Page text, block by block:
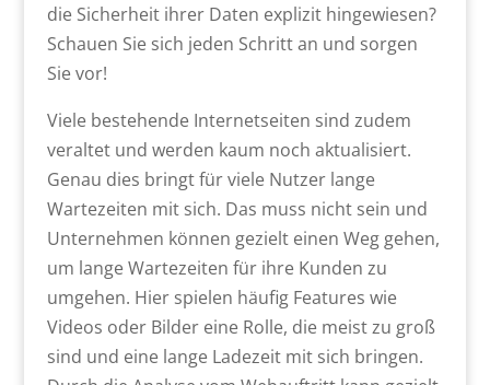
die Sicherheit ihrer Daten explizit hingewiesen?
Schauen Sie sich jeden Schritt an und sorgen
Sie vor!
Viele bestehende Internetseiten sind zudem
veraltet und werden kaum noch aktualisiert.
Genau dies bringt für viele Nutzer lange
Wartezeiten mit sich. Das muss nicht sein und
Unternehmen können gezielt einen Weg gehen,
um lange Wartezeiten für ihre Kunden zu
umgehen. Hier spielen häufig Features wie
Videos oder Bilder eine Rolle, die meist zu groß
sind und eine lange Ladezeit mit sich bringen.